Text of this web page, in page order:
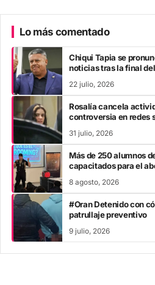
Lo más comentado
Chiqui Tapia se
noticias tras la final
22 julio, 2026
Rosalía cancela
controversia en redes
31 julio, 2026
Más de 250 alumnos
capacitados para el
8 agosto, 2026
#Oran Detenido con
patrullaje preventivo
9 julio, 2026